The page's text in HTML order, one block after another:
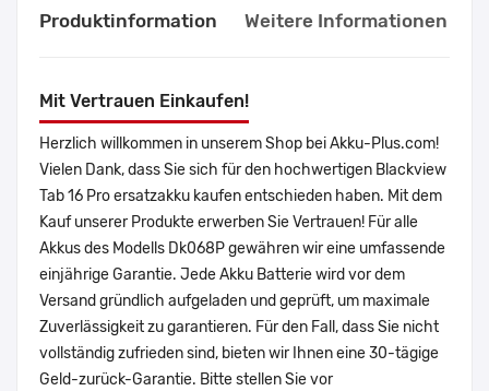
Produktinformation Weitere Informationen
Mit Vertrauen Einkaufen!
Herzlich willkommen in unserem Shop bei Akku-Plus.com!
Vielen Dank, dass Sie sich für den hochwertigen Blackview
Tab 16 Pro ersatzakku kaufen entschieden haben. Mit dem
Kauf unserer Produkte erwerben Sie Vertrauen! Für alle
Akkus des Modells Dk068P gewähren wir eine umfassende
einjährige Garantie. Jede Akku Batterie wird vor dem
Versand gründlich aufgeladen und geprüft, um maximale
Zuverlässigkeit zu garantieren. Für den Fall, dass Sie nicht
vollständig zufrieden sind, bieten wir Ihnen eine 30-tägige
Geld-zurück-Garantie. Bitte stellen Sie vor